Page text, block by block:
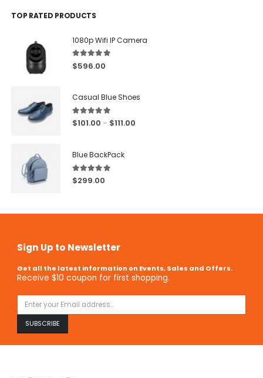
TOP RATED PRODUCTS
1080p Wifi IP Camera
5.00out of 5
$596.00
Casual Blue Shoes
5.00 out of 5
$101.00 – $111.00
Blue BackPack
5.00out of 5
$299.00
Sign Up to Newsletter
Get all the latest information on Events, Sales and Offers.
Receive $10 coupon for first shopping.